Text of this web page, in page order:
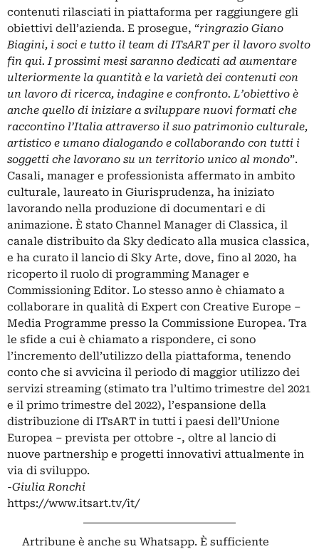
contenuti rilasciati in piattaforma per raggiungere gli
obiettivi dell’azienda. E prosegue, “ringrazio Giano
Biagini, i soci e tutto il team di ITsART per il lavoro svolto
fin qui. I prossimi mesi saranno dedicati ad aumentare
ulteriormente la quantità e la varietà dei contenuti con
un lavoro di ricerca, indagine e confronto. L’obiettivo è
anche quello di iniziare a sviluppare nuovi formati che
raccontino l’Italia attraverso il suo patrimonio culturale,
artistico e umano dialogando e collaborando con tutti i
soggetti che lavorano su un territorio unico al mondo”.
Casali, manager e professionista affermato in ambito
culturale, laureato in Giurisprudenza, ha iniziato
lavorando nella produzione di documentari e di
animazione. È stato Channel Manager di Classica, il
canale distribuito da Sky dedicato alla musica classica,
e ha curato il lancio di Sky Arte, dove, fino al 2020, ha
ricoperto il ruolo di programming Manager e
Commissioning Editor. Lo stesso anno è chiamato a
collaborare in qualità di Expert con Creative Europe –
Media Programme presso la Commissione Europea. Tra
le sfide a cui è chiamato a rispondere, ci sono
l’incremento dell’utilizzo della piattaforma, tenendo
conto che si avvicina il periodo di maggior utilizzo dei
servizi streaming (stimato tra l’ultimo trimestre del 2021
e il primo trimestre del 2022), l’espansione della
distribuzione di ITsART in tutti i paesi dell’Unione
Europea – prevista per ottobre -, oltre al lancio di
nuove partnership e progetti innovativi attualmente in
via di sviluppo.
-Giulia Ronchi
https://www.itsart.tv/it/
Artribune è anche su Whatsapp. È sufficiente